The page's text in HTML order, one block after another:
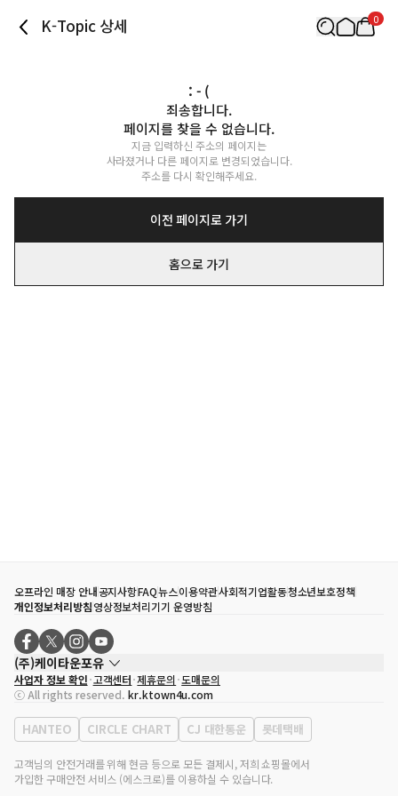
K-Topic 상세 0
: - (
죄송합니다.
페이지를 찾을 수 없습니다.
지금 입력하신 주소의 페이지는
사라졌거나 다른 페이지로 변경되었습니다.
주소를 다시 확인해주세요.
이전 페이지로 가기
홈으로 가기
오프라인 매장 안내공지사항FAQ뉴스이용약관사회적기업활동청소년보호정책
개인정보처리방침영상정보처리기기 운영방침
(주)케이타운포유
대표자
송효민
사업자등록번호
120-87-71116
통신판매업 신고번호 제2011-서울강남-02223
대표전화
02-552-9855
사업자 정보 확인 고객센터 제휴문의 도매문의
ⓒ All rights reserved. kr.ktown4u.com
HANTEO CIRCLE CHART CJ 대한통운 롯데택배
고객님의 안전거래를 위해 현금 등으로 모든 결제시, 저희 쇼핑몰에서
가입한 구매안전 서비스 (에스크로)를 이용하실 수 있습니다.